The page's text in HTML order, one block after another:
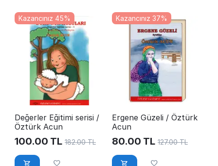
Kazancınız 45%
Değerler Eğitimi serisi /
Öztürk Acun
100.00 TL 182.00 TL
Kazancınız 37%
Ergene Güzeli / Öztürk
Acun
80.00 TL 127.00 TL